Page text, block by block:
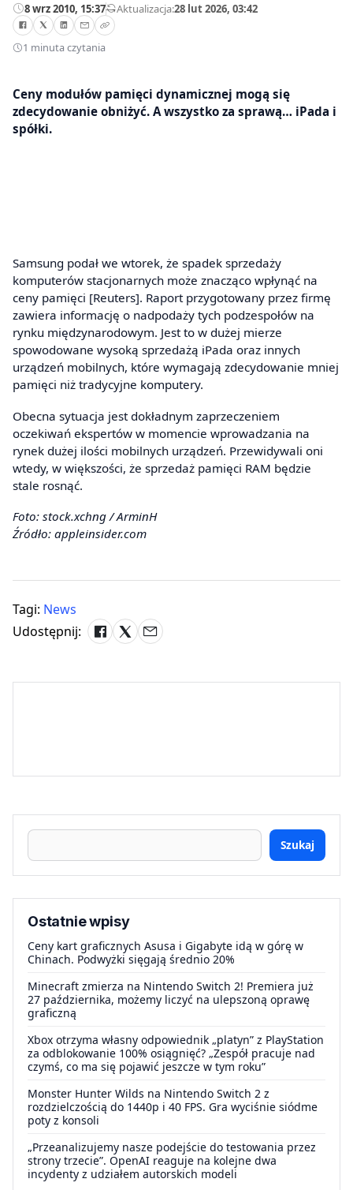
8 wrz 2010, 15:37—Aktualizacja:28 lut 2026, 03:42
1 minuta czytania
Ceny modułów pamięci dynamicznej mogą się
zdecydowanie obniżyć. A wszystko za sprawą… iPada i
spółki.
Samsung podał we wtorek, że spadek sprzedaży
komputerów stacjonarnych może znacząco wpłynąć na
ceny pamięci [Reuters]. Raport przygotowany przez firmę
zawiera informację o nadpodaży tych podzespołów na
rynku międzynarodowym. Jest to w dużej mierze
spowodowane wysoką sprzedażą iPada oraz innych
urządzeń mobilnych, które wymagają zdecydowanie mniej
pamięci niż tradycyjne komputery.
Obecna sytuacja jest dokładnym zaprzeczeniem
oczekiwań ekspertów w momencie wprowadzania na
rynek dużej ilości mobilnych urządzeń. Przewidywali oni
wtedy, w większości, że sprzedaż pamięci RAM będzie
stale rosnąć.
Foto: stock.xchng / ArminH
Źródło: appleinsider.com
Tagi: News
Udostępnij:
Szukaj
Ostatnie wpisy
Ceny kart graficznych Asusa i Gigabyte idą w górę w
Chinach. Podwyżki sięgają średnio 20%
Minecraft zmierza na Nintendo Switch 2! Premiera już
27 października, możemy liczyć na ulepszoną oprawę
graficzną
Xbox otrzyma własny odpowiednik „platyn” z PlayStation
za odblokowanie 100% osiągnięć? „Zespół pracuje nad
czymś, co ma się pojawić jeszcze w tym roku”
Monster Hunter Wilds na Nintendo Switch 2 z
rozdzielczością do 1440p i 40 FPS. Gra wyciśnie siódme
poty z konsoli
„Przeanalizujemy nasze podejście do testowania przez
strony trzecie”. OpenAI reaguje na kolejne dwa
incydenty z udziałem autorskich modeli